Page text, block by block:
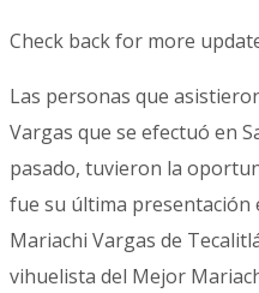
Check back for more
Las personas que
Vargas que se efectuó en
pasado, tuvieron la
fue su última presentación
Mariachi Vargas de
vihuelista del Mejor